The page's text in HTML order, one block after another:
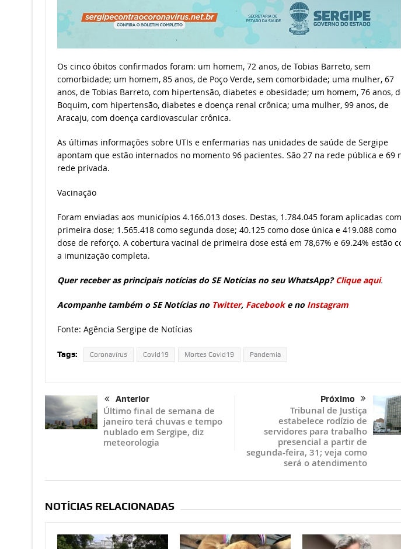
Os cinco óbitos confirmados foram: um homem, 72 anos, de Tobias Barreto, sem
comorbidade; um homem, 85 anos, de Poço Verde, sem comorbidade; uma mulher, 67
anos, de Tobias Barreto, com hipertensão, diabetes e obesidade; um homem, 76 anos,
Boquim, com hipertensão, diabetes e doença renal crônica; uma mulher, 99 anos, de
Aracaju, com doença cardiovascular crônica.
As últimas informações sobre UTIs e enfermarias nas unidades de saúde de Sergipe
apontam que estão internados no momento 96 pacientes. São 27 na rede pública e 69
rede privada.
Vacinação
Foram enviadas aos municípios 4.166.013 doses. Destas, 1.784.045 foram aplicadas
primeira dose; 1.565.418 como segunda dose; 40.125 como dose única e 419.088 como
dose de reforço. A cobertura vacinal de primeira dose está em 78,67% e 69.24% estão
a imunização completa.
Quer receber as principais notícias do SE Notícias no seu WhatsApp? Clique aqui.
Acompanhe também o SE Notícias no Twitter, Facebooke no Instagram
Fonte: Agência Sergipe de Notícias
Tags: Coronavírus Covid19 Mortes Covid19 Pandemia
Anterior
Último final de semana de
janeiro terá chuvas e tempo
nublado em Sergipe, diz
meteorologia
Próximo
Tribunal de Justiça
estabelece rodízio de
servidores para trabalho
presencial a partir de
segunda-feira, 31; veja como
será o atendimento
NOTÍCIAS RELACIONADAS